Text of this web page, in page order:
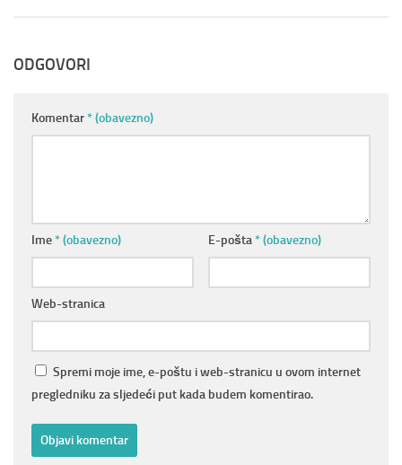
ODGOVORI
Komentar* (obavezno)
Ime* (obavezno) E-pošta* (obavezno)
Web-stranica
Spremi moje ime, e-poštu i web-stranicu u ovom internet
pregledniku za sljedeći put kada budem komentirao.